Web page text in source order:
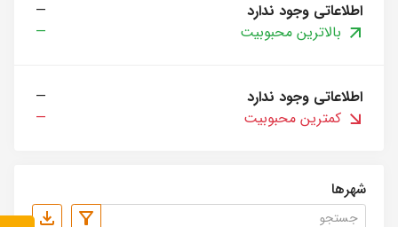
اطلاعاتی وجود ندارد
—
بالاترین محبوبیت
—
اطلاعاتی وجود ندارد
—
کمترین محبوبیت
—
شهرها